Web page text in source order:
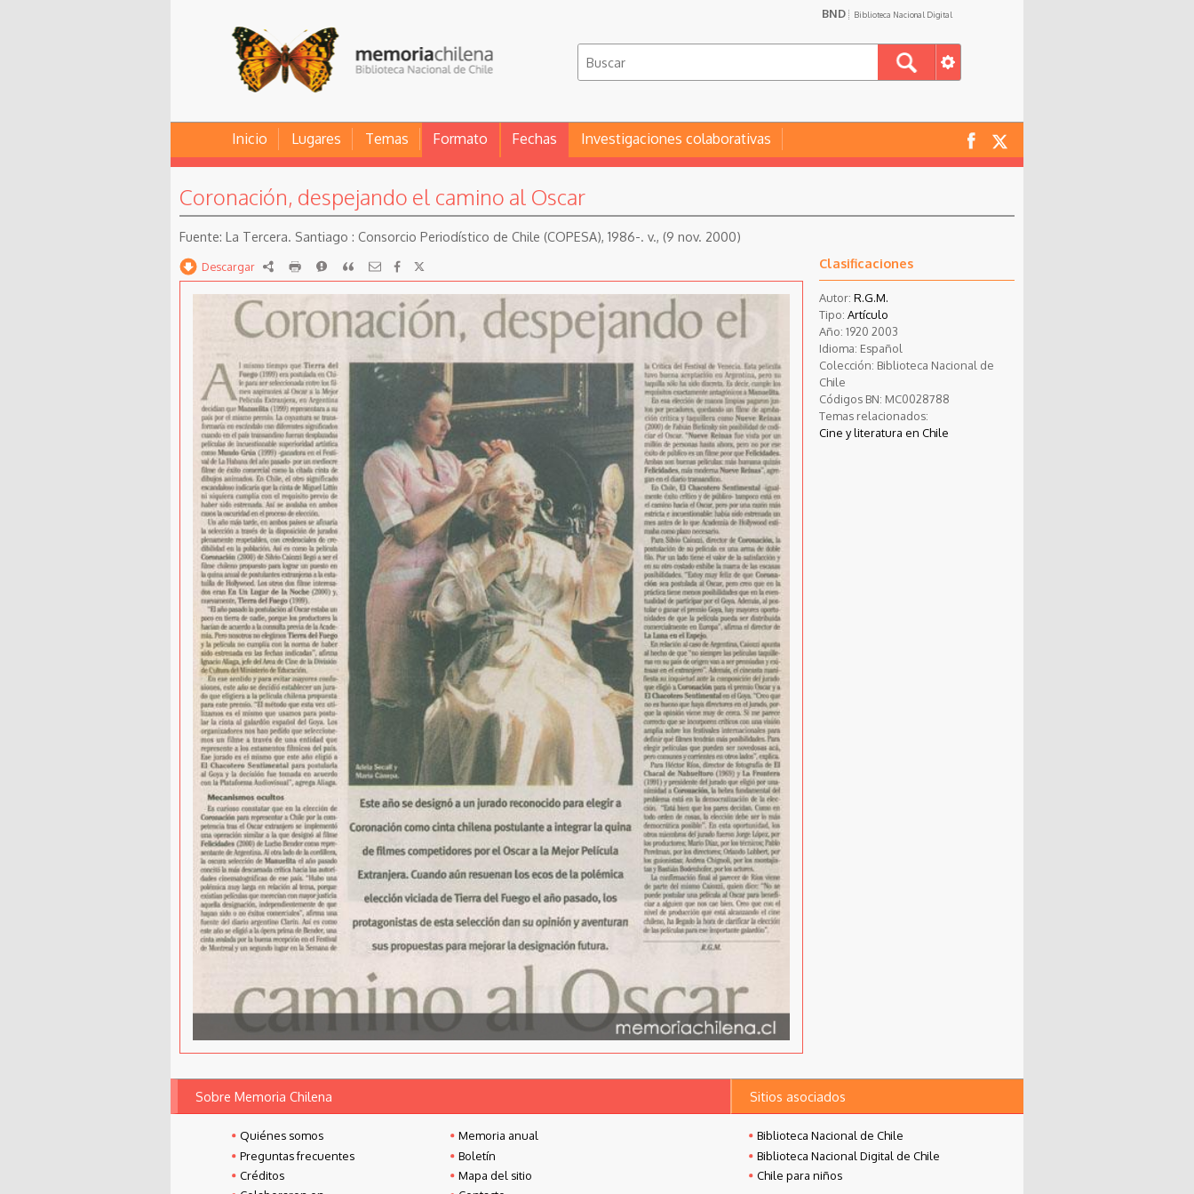
BND Biblioteca Nacional Digital
Inicio Lugares Temas Formato Fechas Investigaciones colaborativas
Coronación, despejando el camino al Oscar
La Tercera. Santiago : Consorcio Periodístico de Chile (COPESA), 1986-. v., (9 nov. 2000)
Descargar RDF imprimirReportarCitar Clasificaciones
Autor: R.G.M.
Tipo: Artículo
Año: 1920 2003
Idioma: Español
Colección: Biblioteca Nacional de
Chile
Códigos BN: MC0028788
Temas relacionados:
Cine y literatura en Chile
Sobre Memoria Chilena
Quiénes somos
Preguntas frecuentes
Créditos
Memoria anual
Boletín
Mapa del sitio
Sitios asociados
Biblioteca Nacional de Chile
Biblioteca Nacional Digital de Chile
Chile para niños